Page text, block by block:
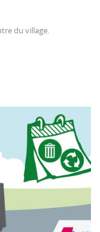
du village.